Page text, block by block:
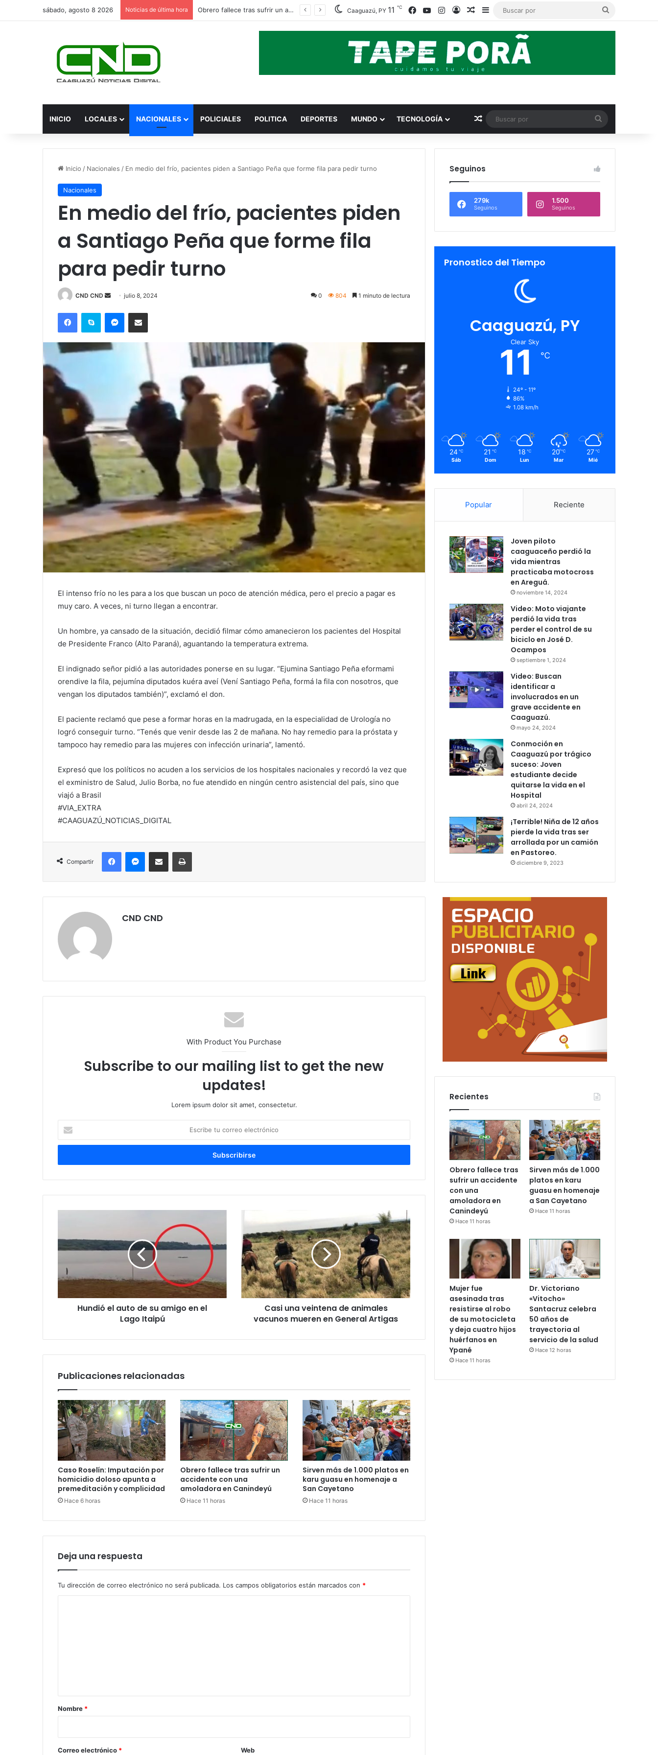
sábado, agosto 8 2026 Noticias de última hora Obrero fallece tras sufrir un accidente con una amoladora en Canindeyú Caaguazú, PY 11 ℃ Facebook
YouTubeInstagram
AccesoPublicación al azar
Barra lateral
INICIO LOCALES NACIONALES POLICIALES POLITICA DEPORTES MUNDO TECNOLOGÍA Publicación al azar
por
Inicio / Nacionales / En medio del frío, pacientes piden a Santiago Peña que forme fila para pedir turno
Nacionales
En medio del frío, pacientes piden
a Santiago Peña que forme fila
para pedir turno
CND CND
Send
email
julio 8, 2024 0 804 1 minuto de lectura
FacebookSkype MessengerCompartir por correo electrónico
El intenso frío no les para a los que buscan un poco de atención médica, pero el precio a pagar es
muy caro. A veces, ni turno llegan a encontrar.
Un hombre, ya cansado de la situación, decidió filmar cómo amanecieron los pacientes del Hospital
de Presidente Franco (Alto Paraná), aguantando la temperatura extrema.
El indignado señor pidió a las autoridades ponerse en su lugar. “Ejumina Santiago Peña eformami
orendive la fila, pejumína diputados kuéra aveí (Vení Santiago Peña, formá la fila con nosotros, que
vengan los diputados también)”, exclamó el don.
El paciente reclamó que pese a formar horas en la madrugada, en la especialidad de Urología no
logró conseguir turno. “Tenés que venir desde las 2 de mañana. No hay remedio para la próstata y
tampoco hay remedio para las mujeres con infección urinaria”, lamentó.
Expresó que los políticos no acuden a los servicios de los hospitales nacionales y recordó la vez que
el exministro de Salud, Julio Borba, no fue atendido en ningún centro asistencial del país, sino que
viajó a Brasil
#VIA_EXTRA
#CAAGUAZÚ_NOTICIAS_DIGITAL
Compartir
FacebookMessengerCompartir por correo electrónicoImprimir
CND CND
With Product You Purchase
Subscribe to our mailing list to get the new
updates!
Lorem ipsum dolor sit amet, consectetur.
correo
Hundió el auto de su amigo en el
Lago Itaipú
Casi una veintena de animales
vacunos mueren en General Artigas
Publicaciones relacionadas
Caso Roselín: Imputación por
homicidio doloso apunta a
premeditación y complicidad
Hace 6 horas
Obrero fallece tras sufrir un
accidente con una
amoladora en Canindeyú
Hace 11 horas
Sirven más de 1.000 platos en
karu guasu en homenaje a
San Cayetano
Hace 11 horas
Deja una respuesta
Tu dirección de correo electrónico no será publicada. Los campos obligatorios están marcados con *
r
*
Nombre *
Correo electrónico * Web
Seguinos
279k
Seguinos
1.500
Seguinos
Pronostico del Tiempo
Caaguazú, PY
Clear Sky
11 ℃
24º - 11º
86%
1.08 km/h
24 ℃
Sáb
21 ℃
Dom
18 ℃
Lun
20 ℃
Mar
27 ℃
Mié
Popular Reciente
Joven piloto
caaguaceño perdió la
vida mientras
practicaba motocross
en Areguá.
noviembre 14, 2024
Video: Moto viajante
perdió la vida tras
perder el control de su
biciclo en José D.
Ocampos
septiembre 1, 2024
Video: Buscan
identificar a
involucrados en un
grave accidente en
Caaguazú.
mayo 24, 2024
Conmoción en
Caaguazú por trágico
suceso: Joven
estudiante decide
quitarse la vida en el
Hospital
abril 24, 2024
¡Terrible! Niña de 12 años
pierde la vida tras ser
arrollada por un camión
en Pastoreo.
diciembre 9, 2023
Recientes
Obrero fallece tras
sufrir un accidente
con una
amoladora en
Canindeyú
Hace 11 horas
Sirven más de 1.000
platos en karu
guasu en homenaje
a San Cayetano
Hace 11 horas
Mujer fue
asesinada tras
resistirse al robo
de su motocicleta
y deja cuatro hijos
huérfanos en
Ypané
Hace 11 horas
Dr. Victoriano
«Vitocho»
Santacruz celebra
50 años de
trayectoria al
servicio de la salud
Hace 12 horas